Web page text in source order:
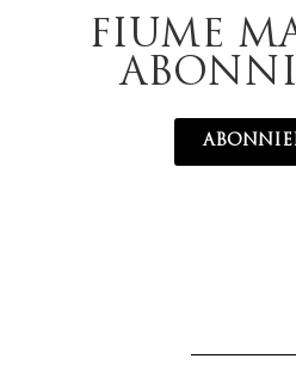
FIUME